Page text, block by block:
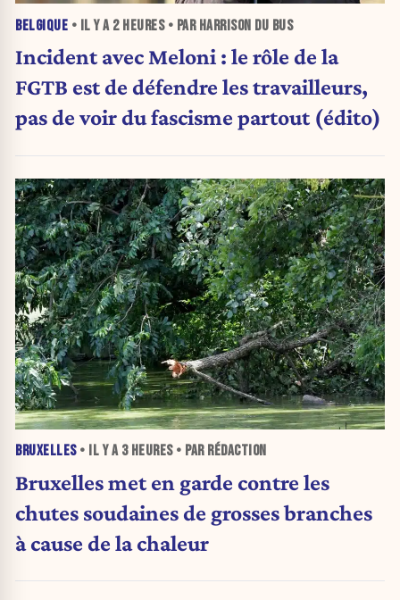
BELGIQUE • IL Y A 2 HEURES• PAR HARRISON DU BUS
Incident avec Meloni : le rôle de la
FGTB est de défendre les travailleurs,
pas de voir du fascisme partout (édito)
BRUXELLES• IL Y A 3 HEURES• PAR RÉDACTION
Bruxelles met en garde contre les
chutes soudaines de grosses branches
à cause de la chaleur